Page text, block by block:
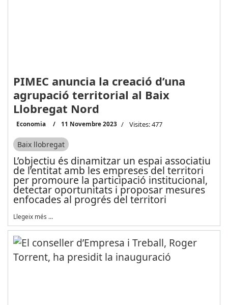
PIMEC anuncia la creació d’una
agrupació territorial al Baix
Llobregat Nord
Economia 11 Novembre 2023 Visites: 477
Baix llobregat
L’objectiu és dinamitzar un espai associatiu
de l’entitat amb les empreses del territori
per promoure la participació institucional,
detectar oportunitats i proposar mesures
enfocades al progrés del territori
Llegeix més …